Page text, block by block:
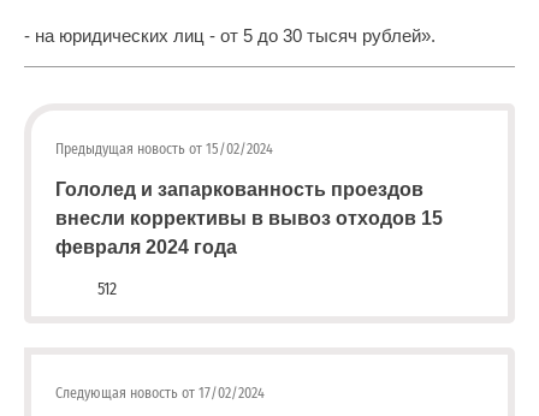
- на юридических лиц - от 5 до 30 тысяч рублей».
Предыдущая новость от 15/02/2024
Гололед и запаркованность проездов
внесли коррективы в вывоз отходов 15
февраля 2024 года
512
Следующая новость от 17/02/2024